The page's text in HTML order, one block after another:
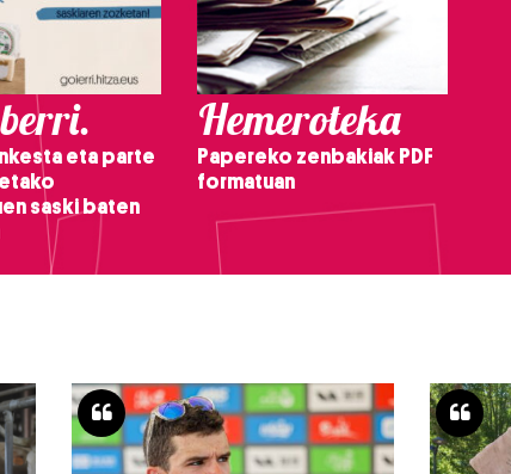
eta parte
saski baten
Hemeroteka
Papereko zenbakiak PDF
formatuan